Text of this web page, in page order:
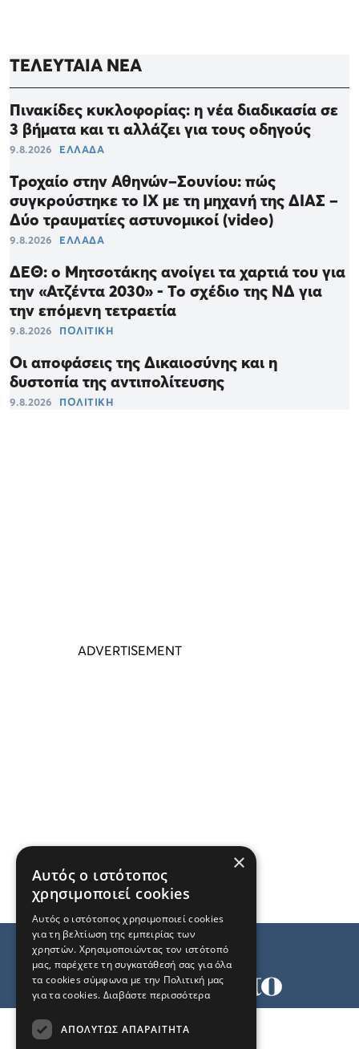
ΤΕΛΕΥΤΑΙΑ ΝΕΑ
Πινακίδες κυκλοφορίας: η νέα διαδικασία σε
3 βήματα και τι αλλάζει για τους οδηγούς
9.8.2026 ΕΛΛΑΔΑ
Τροχαίο στην Αθηνών–Σουνίου: πώς
συγκρούστηκε το ΙΧ με τη μηχανή της ΔΙΑΣ –
Δύο τραυματίες αστυνομικοί (video)
9.8.2026 ΕΛΛΑΔΑ
ΔΕΘ: ο Μητσοτάκης ανοίγει τα χαρτιά του για
την «Ατζέντα 2030» - Το σχέδιο της ΝΔ για
την επόμενη τετραετία
9.8.2026 ΠΟΛΙΤΙΚΗ
Οι αποφάσεις της Δικαιοσύνης και η
δυστοπία της αντιπολίτευσης
9.8.2026 ΠΟΛΙΤΙΚΗ
×
Αυτός ο ιστότοπος
χρησιμοποιεί cookies
Αυτός ο ιστότοπος χρησιμοποιεί cookies
για τη βελτίωση της εμπειρίας των
χρηστών. Χρησιμοποιώντας τον ιστότοπό
μας, παρέχετε τη συγκατάθεσή σας για όλα
τα cookies σύμφωνα με την Πολιτική μας
για τα cookies. Διαβάστε περισσότερα
ΑΠΟΛΎΤΩΣ ΑΠΑΡΑΊΤΗΤΑ